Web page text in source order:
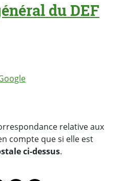
du DEF
relative aux
compte que si elle est
ci-dessus.